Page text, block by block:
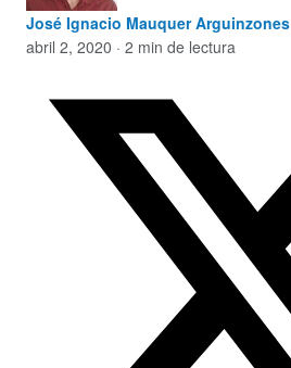
José Ignacio Mauquer Arguinzones
abril 2, 2020 · 2 min de lectura